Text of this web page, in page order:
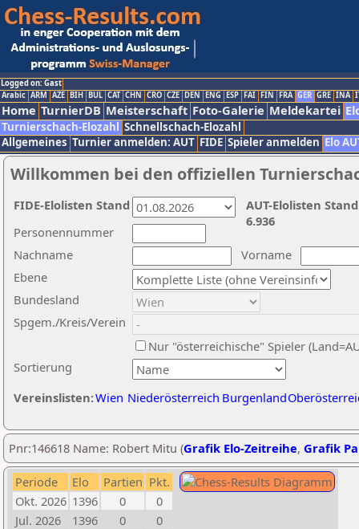
Logged on: Gast
Arabic ARM AZE BIH BUL CAT CHN CRO CZE DEN ENG ESP FAI FIN FRA GER GRE INA
Home TurnierDB Meisterschaft Foto-Galerie Meldekartei
Turnierschach-Elozahl Schnellschach-Elozahl
Allgemeines Turnier anmelden: AUT FIDE Spieler anmelden Elo
Willkommen bei den offiziellen
Nachname
Vorname
Ebene
Sortierung
Personennummer
Bundesland
Spgem./Kreis/Verein
Nur "österreichische" Spieler
Vereinslisten:Wien Niederösterreich Burgenland
AUT-Elolisten
6.936
FIDE-Elolisten Stand
Pnr:146618 Name: Robert Mitu (Grafik Elo-Zeitreihe, Grafik
Periode Elo Partien Pkt.
Okt. 2026 1396 0
0
Jul. 2026
1396 0
0